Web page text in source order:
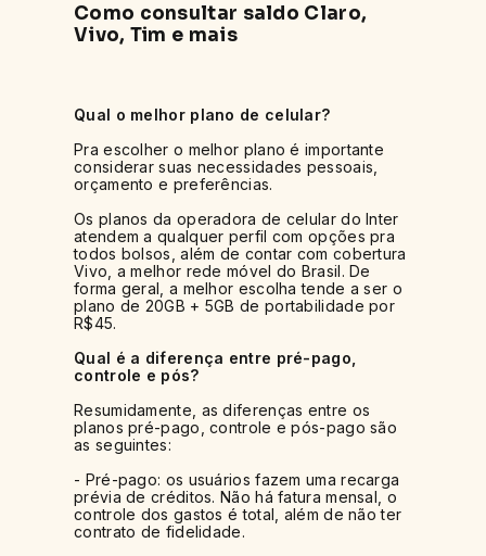
Como consultar saldo Claro,
Vivo, Tim e mais
Qual o melhor plano de celular?
Pra escolher o melhor plano é importante
considerar suas necessidades pessoais,
orçamento e preferências.
Os planos da operadora de celular do Inter
atendem a qualquer perfil com opções pra
todos bolsos, além de contar com cobertura
Vivo, a melhor rede móvel do Brasil. De
forma geral, a melhor escolha tende a ser o
plano de 20GB + 5GB de portabilidade por
R$45.
Qual é a diferença entre pré-pago,
controle e pós?
Resumidamente, as diferenças entre os
planos pré-pago, controle e pós-pago são
as seguintes:
- Pré-pago: os usuários fazem uma recarga
prévia de créditos. Não há fatura mensal, o
controle dos gastos é total, além de não ter
contrato de fidelidade.